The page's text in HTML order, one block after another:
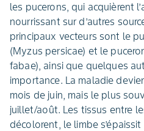
les pucerons, qui acquièrent
nourrissant sur d’autres
principaux vecteurs sont le
(Myzus persicae) et le
fabae), ainsi que quelques
importance. La maladie
mois de juin, mais le plus
juillet/août. Les tissus entre
décolorent, le limbe